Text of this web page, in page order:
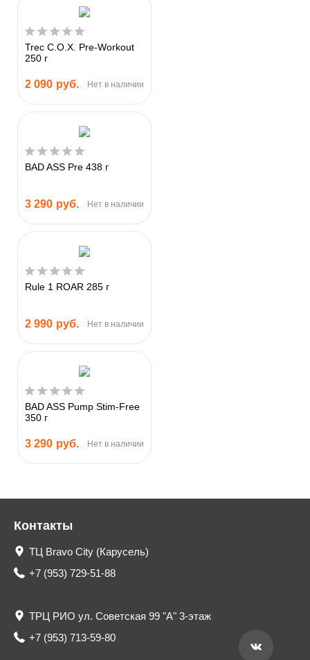
Trec C.O.X. Pre-Workout
250 г
2 090 руб. Нет в наличии
BAD ASS Pre 438 г
3 290 руб. Нет в наличии
Rule 1 ROAR 285 г
2 990 руб. Нет в наличии
BAD ASS Pump Stim-Free
350 г
3 290 руб. Нет в наличии
Контакты
ТЦ Bravo City (Карусель)
+7 (953) 729-51-88
ТРЦ РИО ул. Советская 99 "А" 3-этаж
+7 (953) 713-59-80